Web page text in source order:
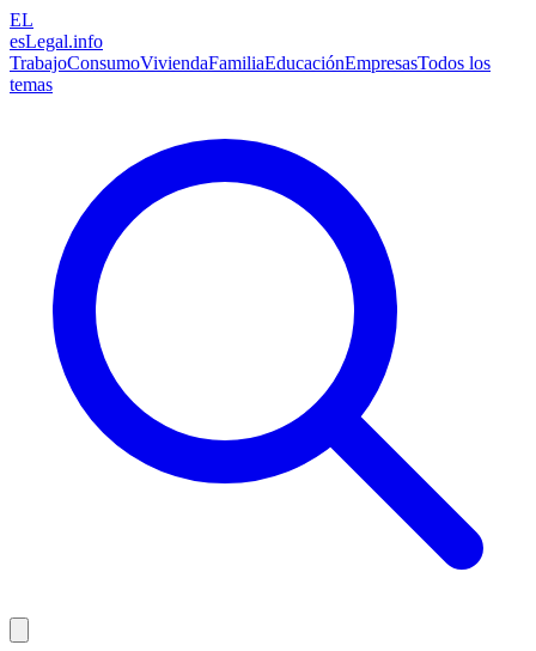
EL
esLegal.info
TrabajoConsumoViviendaFamiliaEducaciónEmpresasTodos los
temas